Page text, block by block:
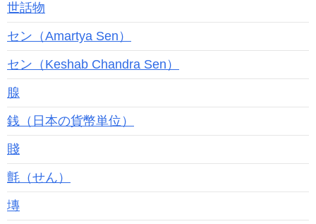
世話物
セン（Amartya Sen）
セン（Keshab Chandra Sen）
腺
銭（日本の貨幣単位）
賤
氈（せん）
塼